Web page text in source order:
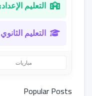
التعليم
التعليم الثانوي
مباريات
Popular Posts